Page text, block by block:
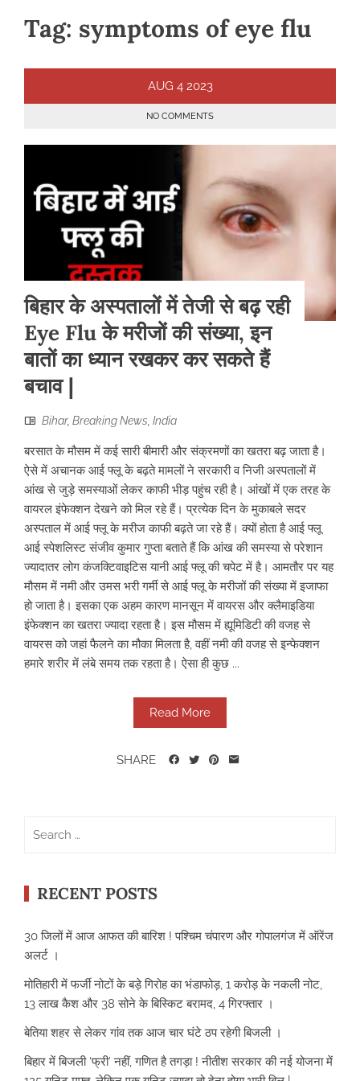
Tag: symptoms of eye flu
AUG 4 2023
NO COMMENTS
बिहार के अस्पतालों में तेजी से बढ़ रही
Eye Flu के मरीजों की संख्या, इन
बातों का ध्यान रखकर कर सकते हैं
बचाव |
Bihar, Breaking News, India
बरसात के मौसम में कई सारी बीमारी और संक्रमणों का खतरा बढ़ जाता है।
ऐसे में अचानक आई फ्लू के बढ़ते मामलों ने सरकारी व निजी अस्पतालों में
आंख से जुड़े समस्याओं लेकर काफी भीड़ पहुंच रही है। आंखों में एक तरह के
वायरल इंफेक्शन देखने को मिल रहे हैं। प्रत्येक दिन के मुकाबले सदर
अस्पताल में आई फ्लू के मरीज काफी बढ़ते जा रहे हैं। क्यों होता है आई फ्लू
आई स्पेशलिस्ट संजीव कुमार गुप्ता बताते हैं कि आंख की समस्या से परेशान
ज्यादातर लोग कंजक्टिवाइटिस यानी आई फ्लू की चपेट में है। आमतौर पर यह
मौसम में नमी और उमस भरी गर्मी से आई फ्लू के मरीजों की संख्या में इजाफा
हो जाता है। इसका एक अहम कारण मानसून में वायरस और क्लैमाइडिया
इंफेक्शन का खतरा ज्यादा रहता है। इस मौसम में ह्यूमिडिटी की वजह से
वायरस को जहां फैलने का मौका मिलता है, वहीं नमी की वजह से इन्फेक्शन
हमारे शरीर में लंबे समय तक रहता है। ऐसा ही कुछ ...
Read More
SHARE
RECENT POSTS
30 जिलों में आज आफत की बारिश ! पश्चिम चंपारण और गोपालगंज में ऑरेंज
अलर्ट ।
मोतिहारी में फर्जी नोटों के बड़े गिरोह का भंडाफोड़, 1 करोड़ के नकली नोट,
13 लाख कैश और 38 सोने के बिस्किट बरामद, 4 गिरफ्तार ।
बेतिया शहर से लेकर गांव तक आज चार घंटे ठप रहेगी बिजली ।
बिहार में बिजली ‘फ्री’ नहीं, गणित है तगड़ा ! नीतीश सरकार की नई योजना में